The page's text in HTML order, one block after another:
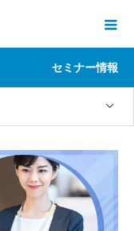
セミナー情報